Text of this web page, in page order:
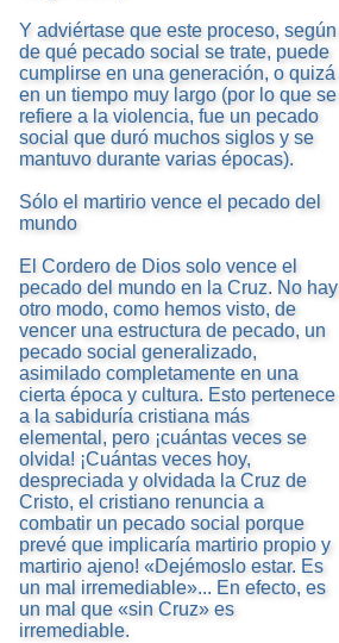
Y adviértase que este proceso, según
de qué pecado social se trate, puede
cumplirse en una generación, o quizá
en un tiempo muy largo (por lo que se
refiere a la violencia, fue un pecado
social que duró muchos siglos y se
mantuvo durante varias épocas).
Sólo el martirio vence el pecado del
mundo
El Cordero de Dios solo vence el
pecado del mundo en la Cruz. No hay
otro modo, como hemos visto, de
vencer una estructura de pecado, un
pecado social generalizado,
asimilado completamente en una
cierta época y cultura. Esto pertenece
a la sabiduría cristiana más
elemental, pero ¡cuántas veces se
olvida! ¡Cuántas veces hoy,
despreciada y olvidada la Cruz de
Cristo, el cristiano renuncia a
combatir un pecado social porque
prevé que implicaría martirio propio y
martirio ajeno! «Dejémoslo estar. Es
un mal irremediable»... En efecto, es
un mal que «sin Cruz» es
irremediable.